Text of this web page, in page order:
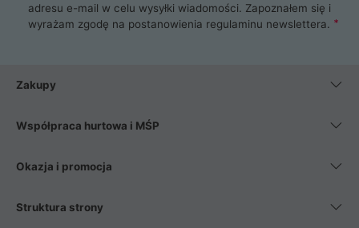
adresu e-mail w celu wysyłki wiadomości. Zapoznałem się i
wyrażam zgodę na postanowienia regulaminu newslettera.
Zakupy
Współpraca hurtowa i MŚP
Okazja i promocja
Struktura strony